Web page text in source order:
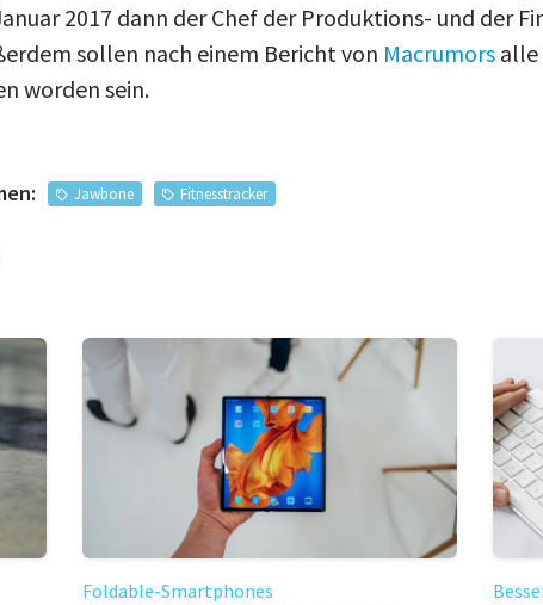
2017 dann der Chef der Produktions- und der
sollen nach einem Bericht von Macrumors alle
worden sein.
Jawbone Fitnesstracker
Foldable-Smartphones